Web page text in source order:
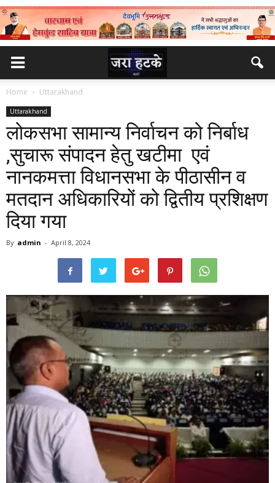
Home Uttarakhand
Uttarakhand
लोकसभा सामान्य निर्वाचन को निर्बाध
,सुचारू संपादन हेतु खटीमा एवं
नानकमत्ता विधानसभा के पीठासीन व
मतदान अधिकारियों को द्वितीय प्रशिक्षण
दिया गया
By admin - April 8, 2024